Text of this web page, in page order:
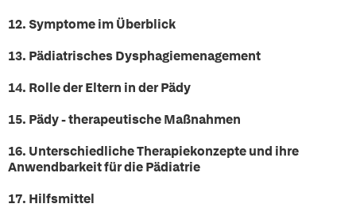
12. Symptome im Überblick
13. Pädiatrisches Dysphagiemenagement
14. Rolle der Eltern in der Pädy
15. Pädy - therapeutische Maßnahmen
16. Unterschiedliche Therapiekonzepte und ihre
Anwendbarkeit für die Pädiatrie
17. Hilfsmittel